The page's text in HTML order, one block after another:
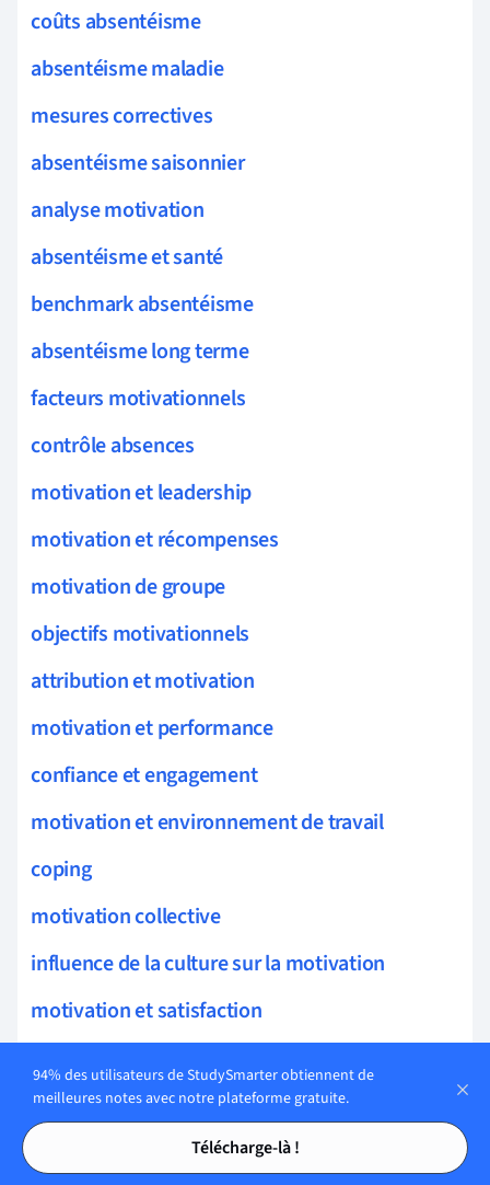
Tables des matières
Tables des matières
coûts absentéisme
absentéisme maladie
mesures correctives
absentéisme saisonnier
analyse motivation
absentéisme et santé
benchmark absentéisme
absentéisme long terme
facteurs motivationnels
contrôle absences
motivation et leadership
motivation et récompenses
motivation de groupe
objectifs motivationnels
attribution et motivation
motivation et performance
confiance et engagement
motivation et environnement de travail
coping
motivation collective
influence de la culture sur la motivation
motivation et satisfaction
théorie des besoins
théorie de la fixation des objectifs
94% des utilisateurs de StudySmarter obtiennent de
meilleures notes avec notre plateforme gratuite.
Télécharge-là !